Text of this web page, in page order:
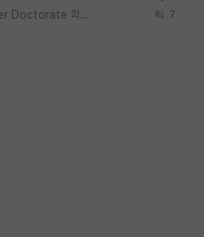
우리나라도 학구 열풍보면 Higher Doctorate 학위가 필요하다고 봅니다. 7